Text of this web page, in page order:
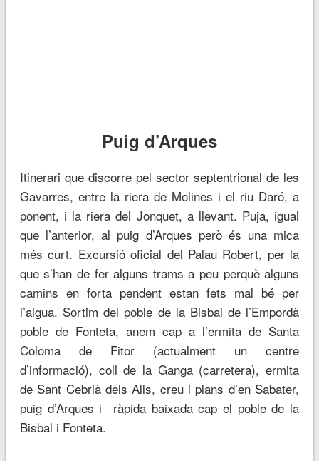
Puig d’Arques
Itinerari que discorre pel sector septentrional de les
Gavarres, entre la riera de Molines i el riu Daró, a
ponent, i la riera del Jonquet, a llevant. Puja, igual
que l’anterior, al puig d’Arques però és una mica
més curt. Excursió oficial del Palau Robert, per la
que s’han de fer alguns trams a peu perquè alguns
camins en forta pendent estan fets mal bé per
l’aigua. Sortim del poble de la Bisbal de l’Empordà
poble de Fonteta, anem cap a l’ermita de Santa
Coloma de Fitor (actualment un centre
d’informació), coll de la Ganga (carretera), ermita
de Sant Cebrià dels Alls, creu i plans d’en Sabater,
puig d’Arques i ràpida baixada cap el poble de la
Bisbal i Fonteta.